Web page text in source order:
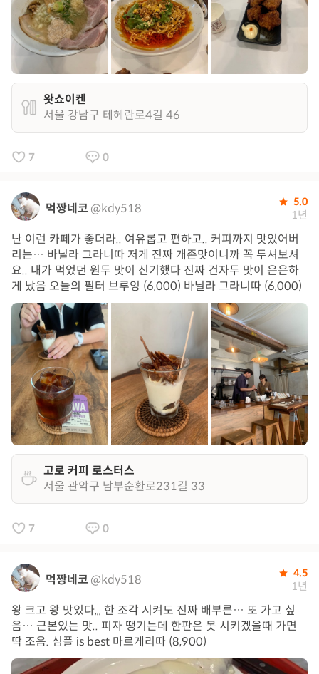
왓쇼이켄
서울 강남구 테헤란로4길 46
7 0
먹짱네코 @kdy518 5.0
1년
난 이런 카페가 좋더라.. 여유롭고 편하고.. 커피까지 맛있어버
리는… 바닐라 그라니따 저게 진짜 개존맛이니까 꼭 두셔보셔
요.. 내가 먹었던 원두 맛이 신기했다 진짜 건자두 맛이 은은하
게 났음 오늘의 필터 브루잉 (6,000) 바닐라 그라니따 (6,000)
고로 커피 로스터스
서울 관악구 남부순환로231길 33
7 0
먹짱네코 @kdy518 4.5
1년
왕 크고 왕 맛있다,,, 한 조각 시켜도 진짜 배부른… 또 가고 싶
음… 근본있는 맛.. 피자 땡기는데 한판은 못 시키겠을때 가면
딱 조음. 심플 is best 마르게리따 (8,900)